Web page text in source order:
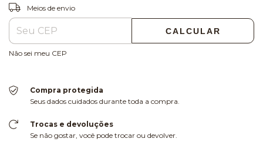
Entregas para o CEP:
Meios de envio
CALCULAR
Não sei meu CEP
Compra protegida
Seus dados cuidados durante toda a compra.
Trocas e devoluções
Se não gostar, você pode trocar ou devolver.